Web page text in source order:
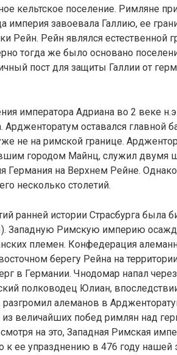
кельтское поселение. Римляне
империя завоевала Галлию, ее
Рейн. Рейн являлся естественной
тогда же было основано
пост для защиты Галлии от
императора Адриана во 2 веке
оставался главной
не на римской границе.
городом Майнц, служил двумя
Германия на Верхнем Рейне.
несколько столетий.
ранней истории Страсбурга была
Западную Римскую империю
племен. Конфедерация
берегу Рейна на
в Германии. Чнодомар напал
полководец Юлиан,
алеманов в
величайших побед римлян над
на это, Западная Римская
к ее упразднению в 476 году нашей